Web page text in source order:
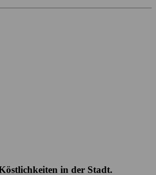
in der Stadt.